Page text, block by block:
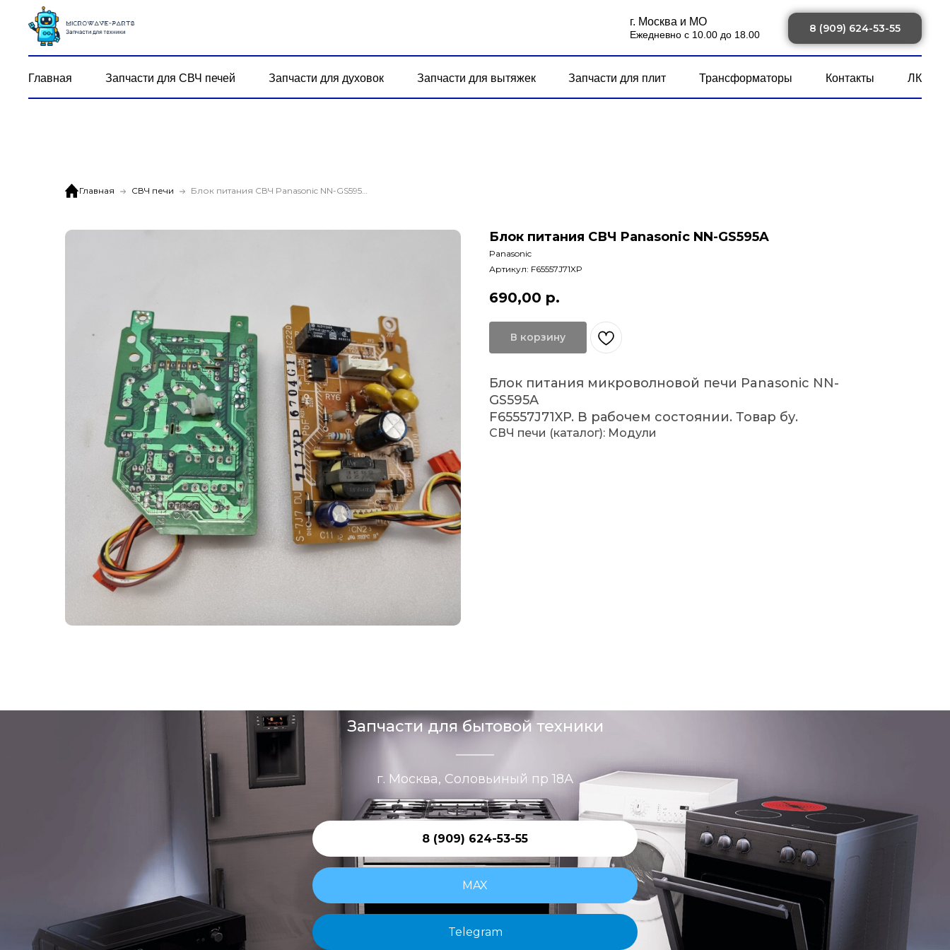
г. Москва и МО
Ежедневно с 10.00 до 18.00
8 (909) 624-53-55
Главная Запчасти для СВЧ печей Запчасти для духовок Запчасти для вытяжек Запчасти для плит Трансформаторы Контакты ЛК
Главная СВЧ печи Блок питания СВЧ Panasonic NN-GS595A
Блок питания СВЧ Panasonic NN-GS595A
Panasonic
Артикул: F65557J71XP
690,00 р.
В корзину
Блок питания микроволновой печи Panasonic NN-
GS595A
F65557J71XP. В рабочем состоянии. Товар бу.
СВЧ печи (каталог): Модули
Запчасти для бытовой техники
г. Москва, Соловьиный пр 18А
8 (909) 624-53-55
MAX
Telegram